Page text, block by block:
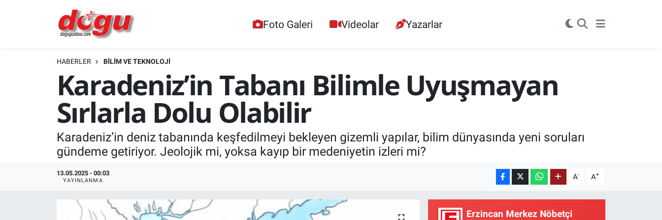
Foto Galeri Videolar Yazarlar
HABERLER BİLİM VE TEKNOLOJİ
Karadeniz’in Tabanı Bilimle Uyuşmayan
Sırlarla Dolu Olabilir
Karadeniz’in deniz tabanında keşfedilmeyi bekleyen gizemli yapılar, bilim dünyasında yeni soruları
gündeme getiriyor. Jeolojik mi, yoksa kayıp bir medeniyetin izleri mi?
13.05.2025 - 00:03
YAYINLANMA A- A+
Erzincan Merkez Nöbetçi
ERZINCAN
GÜNDEM
ERZİNCAN FOTOĞRAFLARI